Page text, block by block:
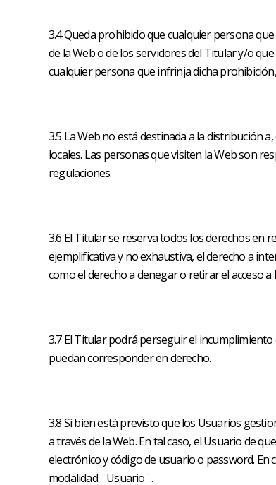
3.4 Queda prohibido que cualquier persona
de la Web o de los servidores del Titular y/o
cualquier persona que infrinja dicha
3.5 La Web no está destinada a la distribución
locales. Las personas que visiten la Web son
regulaciones.
3.6 El Titular se reserva todos los derechos en
ejemplificativa y no exhaustiva, el derecho a
como el derecho a denegar o retirar el acceso
3.7 El Titular podrá perseguir el incumplimiento
puedan corresponder en derecho.
3.8 Si bien está previsto que los Usuarios
a través de la Web. En tal caso, el Usuario de
electrónico y código de usuario o password. En
modalidad ¨Usuario¨.